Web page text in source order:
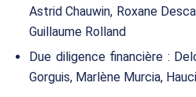
Astrid Chauwin, Roxane
Guillaume Rolland
Due diligence financière :
Gorguis, Marlène Murcia,